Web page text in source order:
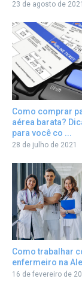
23 de agosto de 2021
Como comprar
aérea barata?
para você co ...
28 de julho de 2021
Como trabalhar
enfermeiro na
16 de fevereiro de